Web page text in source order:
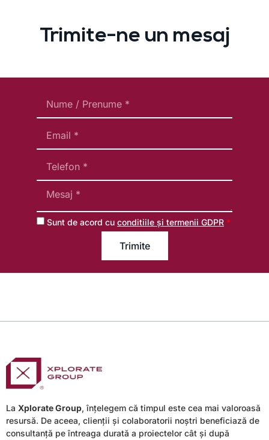
Trimite-ne un mesaj
Sunt de acord cu conditiile și termenii GDPR *
Trimite
La Xplorate Group, înțelegem că timpul este cea mai valoroasă
resursă. De aceea, clienții și colaboratorii noștri beneficiază de
consultanță pe întreaga durată a proiectelor cât și după